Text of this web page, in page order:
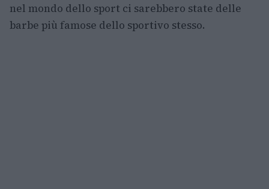
nel mondo dello sport ci sarebbero state delle
barbe più famose dello sportivo stesso.